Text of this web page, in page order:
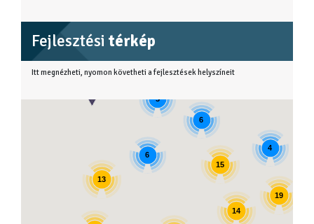
Fejlesztési térkép
Itt megnézheti, nyomon követheti a fejlesztések helyszíneit
19
6
13
15
4
6
3
14